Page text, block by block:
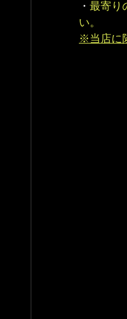
・ 最寄り
い。
※当店に
・チ
・
・電
・手
【
・レ
・レ
・ゴ